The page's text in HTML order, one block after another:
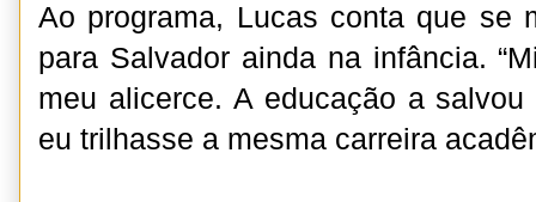
Ao programa, Lucas conta que se
para Salvador ainda na infância.
meu alicerce. A educação a
eu trilhasse a mesma carreira